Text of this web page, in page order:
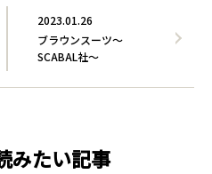
2023.01.26
ブラウンスーツ～
SCABAL社～
みたい記事